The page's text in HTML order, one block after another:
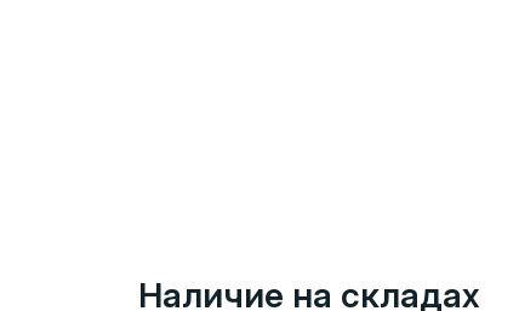
Наличие на складах